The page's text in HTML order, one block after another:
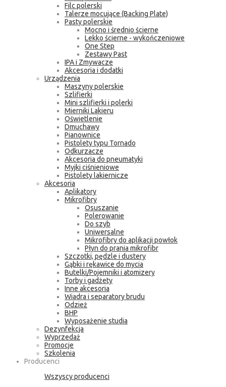
Filc polerski
Talerze mocujące (Backing Plate)
Pasty polerskie
Mocno i średnio ścierne
Lekko ścierne - wykończeniowe
One Step
Zestawy Past
IPA i Zmywacze
Akcesoria i dodatki
Urządzenia
Maszyny polerskie
Szlifierki
Mini szlifierki i polerki
Mierniki Lakieru
Oświetlenie
Dmuchawy
Pianownice
Pistolety typu Tornado
Odkurzacze
Akcesoria do pneumatyki
Myjki ciśnieniowe
Pistolety lakiernicze
Akcesoria
Aplikatory
Mikrofibry
Osuszanie
Polerowanie
Do szyb
Uniwersalne
Mikrofibry do aplikacji powłok
Płyn do prania mikrofibr
Szczotki, pędzle i dustery
Gąbki i rękawice do mycia
Butelki/Pojemniki i atomizery
Torby i gadżety
Inne akcesoria
Wiadra i separatory brudu
Odzież
BHP
Wyposażenie studia
Dezynfekcja
Wyprzedaż
Promocje
Szkolenia
Producenci
Wszyscy producenci